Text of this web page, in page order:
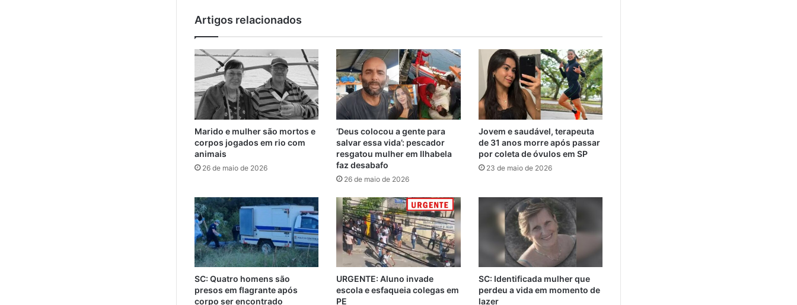
Artigos relacionados
Marido e mulher são mortos e
corpos jogados em rio com
animais
26 de maio de 2026
‘Deus colocou a gente para
salvar essa vida’: pescador
resgatou mulher em Ilhabela
faz desabafo
26 de maio de 2026
Jovem e saudável, terapeuta
de 31 anos morre após passar
por coleta de óvulos em SP
23 de maio de 2026
SC: Quatro homens são
presos em flagrante após
corpo ser encontrado
URGENTE: Aluno invade
escola e esfaqueia colegas em
PE
SC: Identificada mulher que
perdeu a vida em momento de
lazer